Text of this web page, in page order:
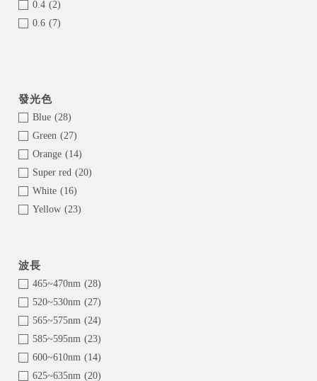
0.4 (2)
0.6 (7)
Blue (28)
Green (27)
Orange (14)
Super red (20)
White (16)
Yellow (23)
465~470nm (28)
520~530nm (27)
565~575nm (24)
585~595nm (23)
600~610nm (14)
625~635nm (20)